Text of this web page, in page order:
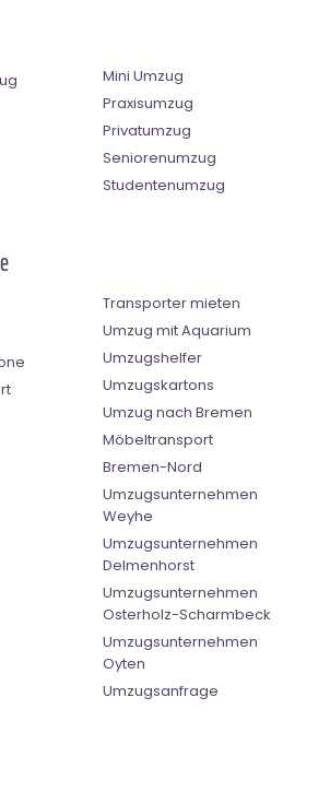
Mini Umzug
Praxisumzug
Privatumzug
Seniorenumzug
Studentenumzug
Transporter mieten
Umzug mit Aquarium
Umzugshelfer
Umzugskartons
Umzug nach Bremen
Möbeltransport
Bremen-Nord
Umzugsunternehmen
Weyhe
Umzugsunternehmen
Delmenhorst
Umzugsunternehmen
Osterholz-Scharmbeck
Umzugsunternehmen
Oyten
Umzugsanfrage